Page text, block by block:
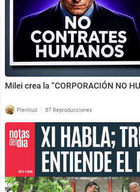
Milei crea la “CORPORACIÓN NO
Plenitud | 87 Reproducciones